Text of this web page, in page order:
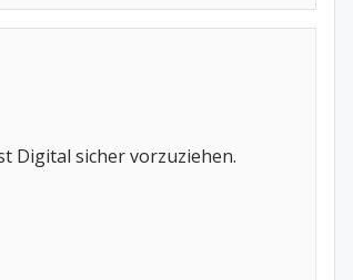
Digital sicher vorzuziehen.